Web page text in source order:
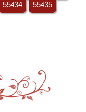
55434
55435